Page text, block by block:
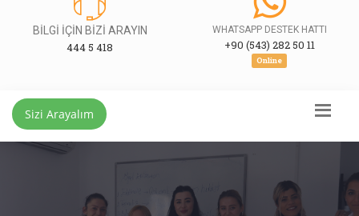
BİLGİ İÇİN BİZİ ARAYIN
444 5 418
WHATSAPP DESTEK HATTI
+90 (543) 282 50 11
Online
Sizi Arayalım